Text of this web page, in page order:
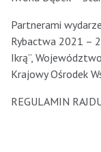
Partnerami
Rybactwa 2021 –
Ikrą”,
Krajowy Ośrodek
REGULAMIN